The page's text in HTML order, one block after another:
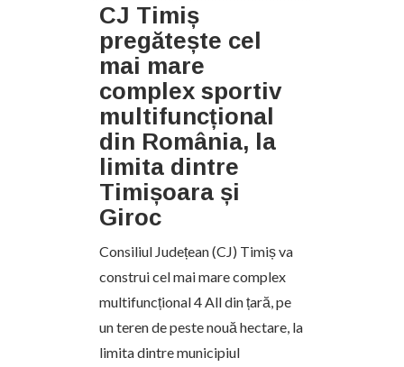
CJ Timiș
pregătește cel
mai mare
complex sportiv
multifuncțional
din România, la
limita dintre
Timișoara și
Giroc
Consiliul Județean (CJ) Timiș va
construi cel mai mare complex
multifuncțional 4 All din țară, pe
un teren de peste nouă hectare, la
limita dintre municipiul